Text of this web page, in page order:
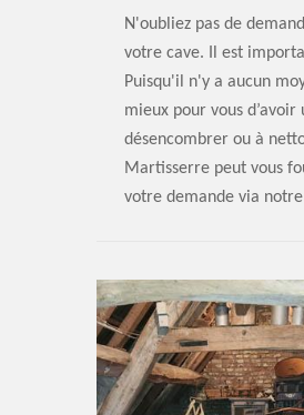
N'oubliez pas de
votre cave. Il est
Puisqu'il n'y a aucun
mieux pour vous
désencombrer ou à
Martisserre peut vous
votre demande via